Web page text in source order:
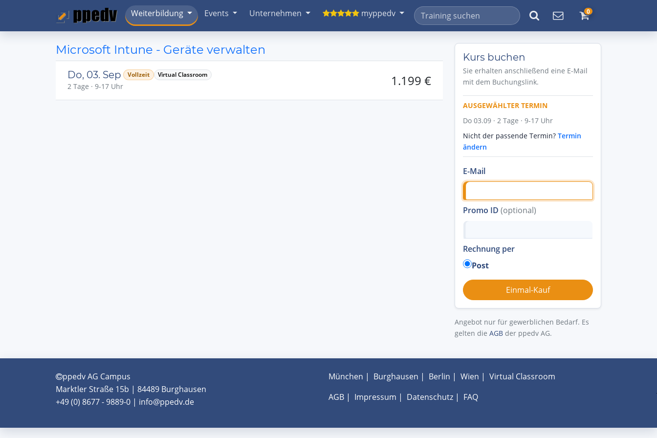
Weiterbildung Events Unternehmen myppedv 0
Microsoft Intune - Geräte verwalten
Do, 03. Sep Vollzeit Virtual Classroom
2 Tage · 9-17 Uhr 1.199 €
Kurs buchen
Sie erhalten anschließend eine E-Mail
mit dem Buchungslink.
AUSGEWÄHLTER TERMIN
Do 03.09 · 2 Tage · 9-17 Uhr
Nicht der passende Termin? Termin
ändern
E-Mail
Promo ID (optional)
Rechnung per
Post
Angebot nur für gewerblichen Bedarf. Es
gelten die AGB der ppedv AG.
ppedv AG Campus
Marktler Straße 15b | 84489 Burghausen
+49 (0) 8677 - 9889-0 | info@ppedv.de
München | Burghausen | Berlin | Wien | Virtual Classroom
AGB| Impressum | Datenschutz| FAQ